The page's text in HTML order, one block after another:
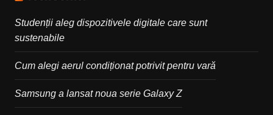
Studenții aleg dispozitivele digitale care sunt
sustenabile
Cum alegi aerul condiționat potrivit pentru vară
Samsung a lansat noua serie Galaxy Z